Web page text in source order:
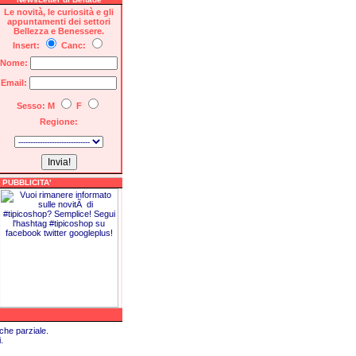
Le novità, le curiosità e gli
appuntamenti dei settori
Bellezza e Benessere.
Insert:
Canc:
Nome:
Email:
Sesso: M
F
Regione:
PUBBLICITA'
parziale.